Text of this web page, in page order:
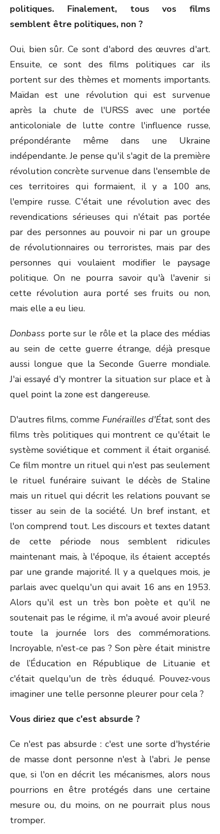
politiques. Finalement, tous vos films
semblent être politiques, non ?
Oui, bien sûr. Ce sont d'abord des œuvres d'art.
Ensuite, ce sont des films politiques car ils
portent sur des thèmes et moments importants.
Maïdan est une révolution qui est survenue
après la chute de l'URSS avec une portée
anticoloniale de lutte contre l'influence russe,
prépondérante même dans une Ukraine
indépendante. Je pense qu'il s'agit de la première
révolution concrète survenue dans l'ensemble de
ces territoires qui formaient, il y a 100 ans,
l'empire russe. C'était une révolution avec des
revendications sérieuses qui n'était pas portée
par des personnes au pouvoir ni par un groupe
de révolutionnaires ou terroristes, mais par des
personnes qui voulaient modifier le paysage
politique. On ne pourra savoir qu'à l'avenir si
cette révolution aura porté ses fruits ou non,
mais elle a eu lieu.
Donbass porte sur le rôle et la place des médias
au sein de cette guerre étrange, déjà presque
aussi longue que la Seconde Guerre mondiale.
J'ai essayé d'y montrer la situation sur place et à
quel point la zone est dangereuse.
D'autres films, comme Funérailles d'État, sont des
films très politiques qui montrent ce qu'était le
système soviétique et comment il était organisé.
Ce film montre un rituel qui n'est pas seulement
le rituel funéraire suivant le décès de Staline
mais un rituel qui décrit les relations pouvant se
tisser au sein de la société. Un bref instant, et
l'on comprend tout. Les discours et textes datant
de cette période nous semblent ridicules
maintenant mais, à l'époque, ils étaient acceptés
par une grande majorité. Il y a quelques mois, je
parlais avec quelqu'un qui avait 16 ans en 1953.
Alors qu'il est un très bon poète et qu'il ne
soutenait pas le régime, il m'a avoué avoir pleuré
toute la journée lors des commémorations.
Incroyable, n'est-ce pas ? Son père était ministre
de l’Éducation en République de Lituanie et
c'était quelqu'un de très éduqué. Pouvez-vous
imaginer une telle personne pleurer pour cela ?
Vous diriez que c'est absurde ?
Ce n'est pas absurde : c'est une sorte d'hystérie
de masse dont personne n'est à l'abri. Je pense
que, si l'on en décrit les mécanismes, alors nous
pourrions en être protégés dans une certaine
mesure ou, du moins, on ne pourrait plus nous
tromper.